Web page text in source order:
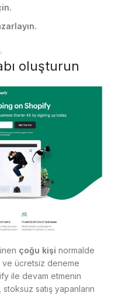
oluşturun
çoğu kişi normalde
ücretsiz deneme
ile devam etmenin
satış yapanların